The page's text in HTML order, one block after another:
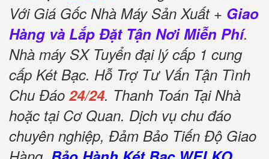
Với Giá Gốc Nhà Máy Sản Xuất + Giao
Hàng và Lắp Đặt Tận Nơi Miễn Phí.
Nhà máy SX Tuyển đại lý cấp 1 cung
cấp Két Bạc. Hỗ Trợ Tư Vấn Tận Tình
Chu Đáo 24/24. Thanh Toán Tại Nhà
hoặc tại Cơ Quan. Dịch vụ chu đáo
chuyên nghiệp, Đảm Bảo Tiến Độ Giao